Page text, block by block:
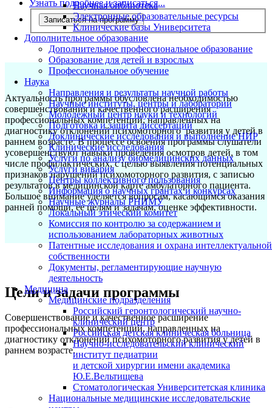
Научная библиотека
Электронные образовательные ресурсы
Клинические базы Университета
Дополнительное образование
Дополнительное профессиональное образование
Образование для детей и взрослых
Профессиональное обучение
Наука
Направления и результаты научной работы
Научные институты, центры и лаборатории
Молодежный центр науки и технологий
Подготовка и защита диссертаций
Доклинические исследования и выполнение НИР
Клинические исследования
Услуги по анализу биомедицинских данных
Услуги вивария
Центры коллективного пользования
Информация о научных грантах и конкурсах
Научные журналы РНИМУ
Локальный этический комитет
Комиссия по контролю за содержанием и
использованием лабораторных животных
Патентные исследования и охрана интеллектуальной
собственности
Документы, регламентирующие научную
деятельность
Медицина
Медицинские подразделения
Российский геронтологический научно-
клинический центр
Российская детская клиническая больница
Научно-исследовательский клинический
институт педиатрии
и детской хирургии имени академика
Ю.Е.Вельтищева
Стоматологическая Университетская клиника
Национальные медицинские исследовательские
Узнать подробнее и записаться...
Записаться на программу
Актуальность программы обусловлена необходимостью
совершенствования и качественного расширения
профессиональных компетенций, направленных на
диагностику отклонений психомоторного развития у детей в
раннем возрасте. В процессе освоения программы слушатели
усовершенствуют навыки проведения осмотров детей, в том
числе профилактических, с целью выявления потенциальных
признаков нарушений психомоторного развития, с записью
результатов в медицинской карте амбулаторного пациента.
Большое внимание уделяется вопросам, касающимся оказания
ранней помощи, ее целям и задачам, оценке эффективности.
Цели и задачи программы
Совершенствование и качественное расширение
профессиональных компетенций, направленных на
диагностику отклонений психомоторного развития у детей в
раннем возрасте.